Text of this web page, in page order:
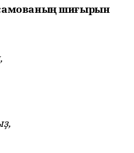
шиғырын